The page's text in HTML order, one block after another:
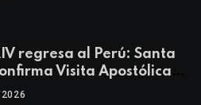
regresa al Perú: Santa
Visita Apostólica
17 de noviembre